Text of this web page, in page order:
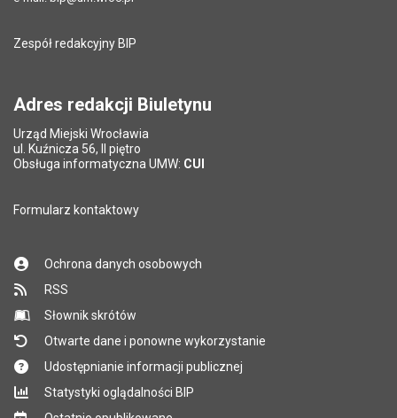
Zespół redakcyjny BIP
Adres redakcji Biuletynu
Urząd Miejski Wrocławia
ul. Kuźnicza 56, II piętro
Obsługa informatyczna UMW: CUI
Formularz kontaktowy
Ochrona danych osobowych
RSS
Słownik skrótów
Otwarte dane i ponowne wykorzystanie
Udostępnianie informacji publicznej
Statystyki oglądalności BIP